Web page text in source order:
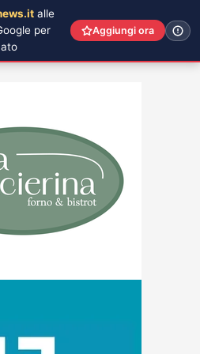
alle
per
Aggiungi ora